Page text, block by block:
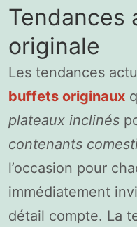
Tendances
originale
Les tendances
buffets originaux
plateaux inclinés
contenants
l’occasion pour
immédiatement
détail compte. La